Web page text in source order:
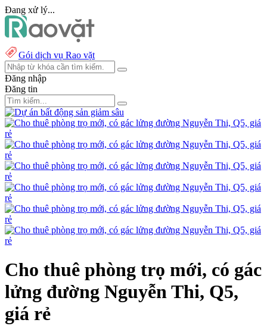
Đang xử lý...
Gói dịch vụ Rao vặt
Đăng nhập
Đăng tin
Cho thuê phòng trọ mới, có gác
lửng đường Nguyễn Thi, Q5,
giá rẻ